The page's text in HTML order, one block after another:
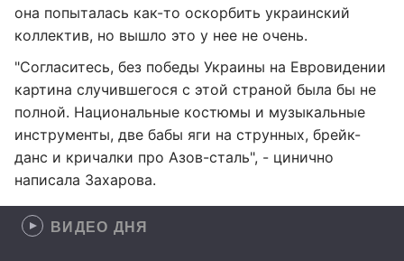
она попыталась как-то оскорбить украинский
коллектив, но вышло это у нее не очень.
"Согласитесь, без победы Украины на Евровидении
картина случившегося с этой страной была бы не
полной. Национальные костюмы и музыкальные
инструменты, две бабы яги на струнных, брейк-
данс и кричалки про Азов-сталь", - цинично
написала Захарова.
ВИДЕО ДНЯ